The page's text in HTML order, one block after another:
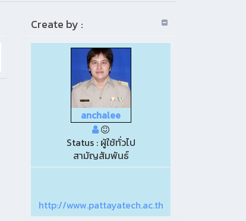
Create by :
anchalee
Status : ผู้ใช้ทั่วไป
สามัญสัมพันธ์
http://www.pattayatech.ac.th